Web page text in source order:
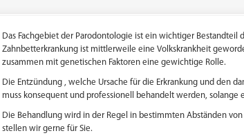
Das Fachgebiet der Parodontologie ist ein wichtiger
Zahnbetterkrankung ist mittlerweile eine Volkskrankheit
zusammen mit genetischen Faktoren eine gewichtige Rolle.
Die Entzündung , welche Ursache für die Erkrankung und den
muss konsequent und professionell behandelt werden, solange
Die Behandlung wird in der Regel in bestimmten Abständen
stellen wir gerne für Sie.